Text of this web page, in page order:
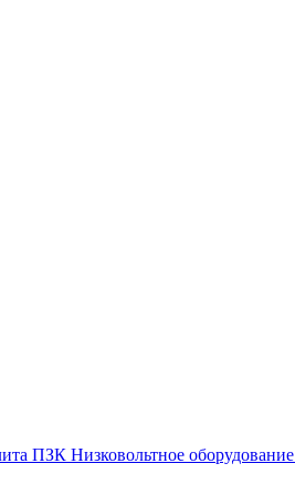
ПЗК Низковольтное оборудование